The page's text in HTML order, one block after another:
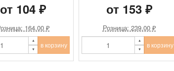
от 104 ₽
164.00 ₽
в корзину
от 153 ₽
Розница: 239.00 ₽
в корзину